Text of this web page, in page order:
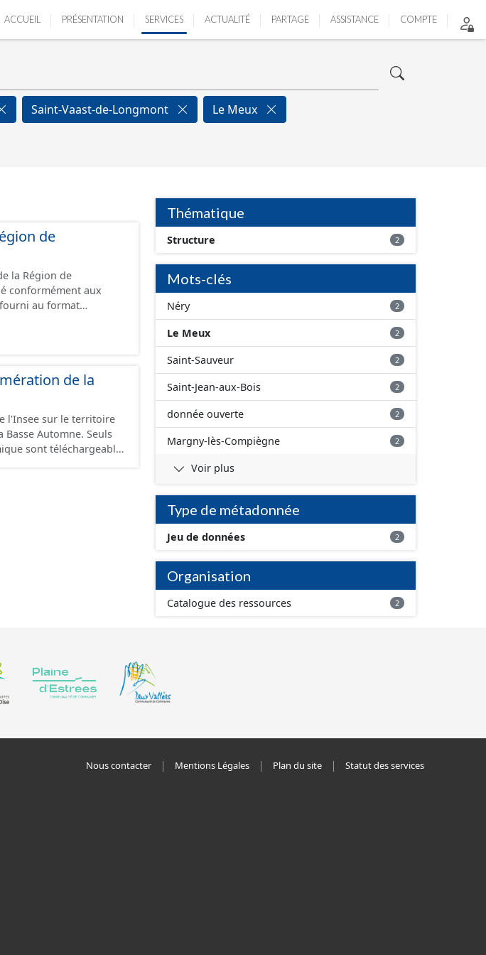
ACCUEIL PRÉSENTATION SERVICES ACTUALITÉ PARTAGE ASSISTANCE COMPTE
Saint-Vaast-de-Longmont
Le Meux
de
la Région de
conformément aux
au format
de la
l'Insee sur le territoire
Automne. Seuls
sont téléchargeables
Thématique
Structure 2
Mots-clés
Néry 2
Le Meux 2
Saint-Sauveur 2
Saint-Jean-aux-Bois 2
donnée ouverte 2
Margny-lès-Compiègne 2
Voir plus
Type de métadonnée
Jeu de données 2
Organisation
Catalogue des ressources 2
Nous contacter Mentions Légales Plan du site Statut des services